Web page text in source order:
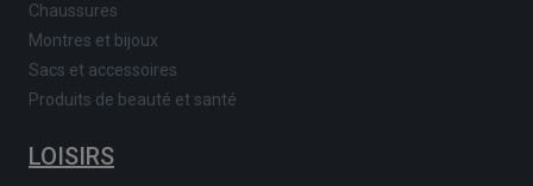
Chaussures
Montres et bijoux
Sacs et accessoires
Produits de beauté et santé
LOISIRS